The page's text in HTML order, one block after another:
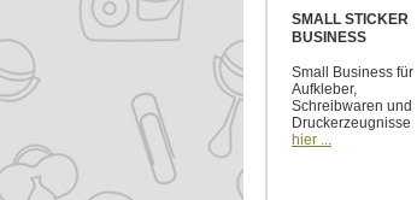
SMALL STICKER
BUSINESS
Small Business für
Aufkleber,
Schreibwaren und
Druckerzeugnisse
hier ...